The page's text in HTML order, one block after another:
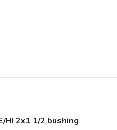
HI 2x1 1/2 bushing